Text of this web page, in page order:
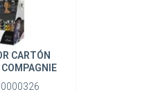
CARTÓN